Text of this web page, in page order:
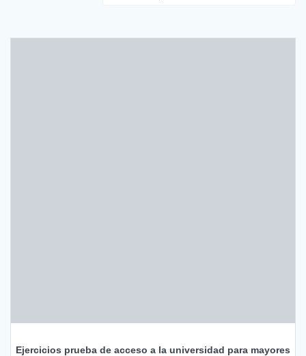
Ejercicios prueba de acceso a la universidad para mayores